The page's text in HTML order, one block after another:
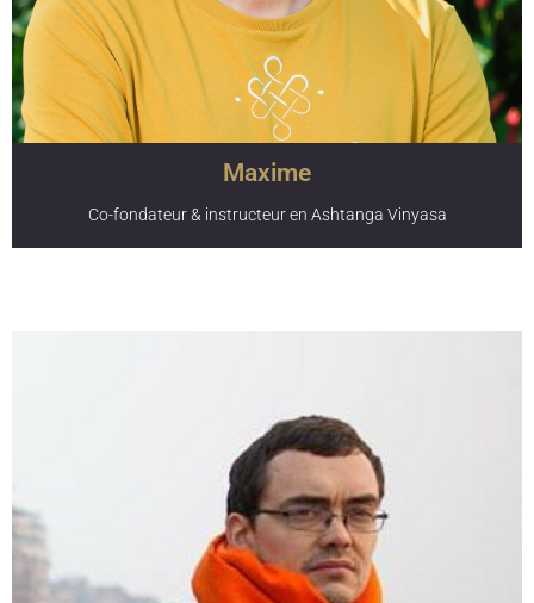
Yoga Alliance. C’est avec pédagogie, bienveillance et
humour qu’il enseigne la pratique et technique du Hatha
Yoga ainsi que l’approche de Sivananda lors de la
formation de professeur de Hatha yoga de 200h.
Maxime
Co-fondateur & instructeur en Ashtanga Vinyasa
Après une carrière de cadre politique et manager d’une
maison médicale, il décide de se consacrer à la pratique du
yoga et au développement de Karma Yoga. Diplômé
RYT©200 en Inde en Ashtanga Vinyasa, il transmet ses
connaissances aux cours hebdomadaires du Studio
Paramita de Huy et aux élèves de la formation de 200h.
Passionné de communication et de développement de